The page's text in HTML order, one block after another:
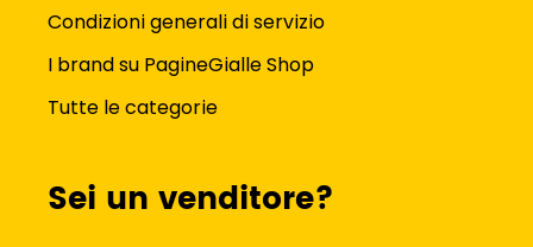
Condizioni generali di servizio
I brand su PagineGialle Shop
Tutte le categorie
Sei un venditore?